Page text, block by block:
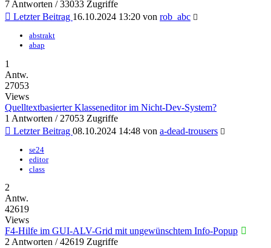
7 Antworten / 33033 Zugriffe
Letzter Beitrag 16.10.2024 13:20 von rob_abc
abstrakt
abap
1
Antw.
27053
Views
Quelltextbasierter Klasseneditor im Nicht-Dev-System?
1 Antworten / 27053 Zugriffe
Letzter Beitrag 08.10.2024 14:48 von a-dead-trousers
se24
editor
class
2
Antw.
42619
Views
F4-Hilfe im GUI-ALV-Grid mit ungewünschtem Info-Popup
2 Antworten / 42619 Zugriffe